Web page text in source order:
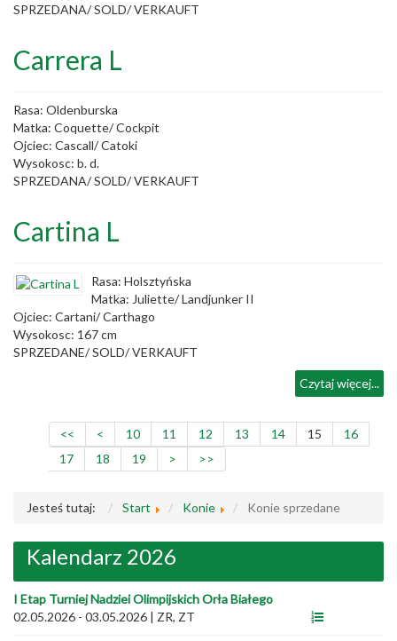
SPRZEDANA/ SOLD/ VERKAUFT
Carrera L
Rasa: Oldenburska
Matka: Coquette/ Cockpit
Ojciec: Cascall/ Catoki
Wysokosc: b. d.
SPRZEDANA/ SOLD/ VERKAUFT
Cartina L
Rasa: Holsztyńska
Matka: Juliette/ Landjunker II
Ojciec: Cartani/ Carthago
Wysokosc: 167 cm
SPRZEDANE/ SOLD/ VERKAUFT
Czytaj więcej...
<< < 10 11 12 13 14 15
16
17
18 19 > >>
Jesteś tutaj: Start Konie Konie sprzedane
Kalendarz 2026
I Etap Turniej Nadziei Olimpijskich Orła Białego
02.05.2026 - 03.05.2026 | ZR, ZT